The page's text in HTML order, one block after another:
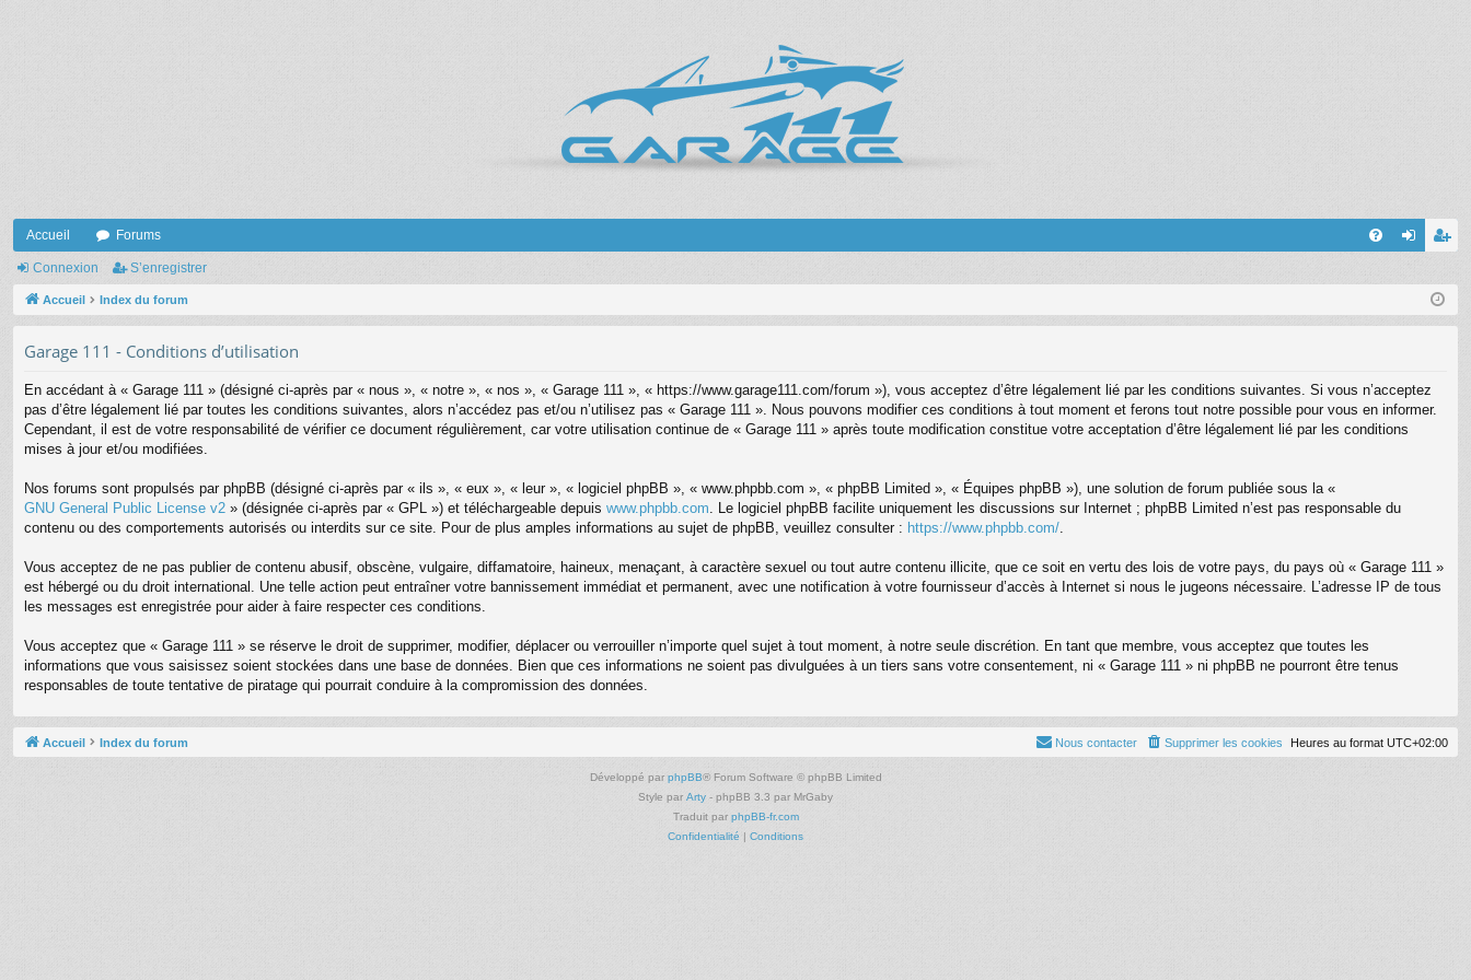
Accueil Forums
nr
Connexion S’enregistrer
Accueil Index du forum
Garage 111 - Conditions d’utilisation
En accédant à « Garage 111 » (désigné ci-après par « nous », « notre », « nos », « Garage 111 », « https://www.garage111.com/forum »), vous acceptez d’être légalement lié par les conditions suivantes. Si vous n’acceptez
pas d’être légalement lié par toutes les conditions suivantes, alors n’accédez pas et/ou n’utilisez pas « Garage 111 ». Nous pouvons modifier ces conditions à tout moment et ferons tout notre possible pour vous en informer.
Cependant, il est de votre responsabilité de vérifier ce document régulièrement, car votre utilisation continue de « Garage 111 » après toute modification constitue votre acceptation d’être légalement lié par les conditions
mises à jour et/ou modifiées.
Nos forums sont propulsés par phpBB (désigné ci-après par « ils », « eux », « leur », « logiciel phpBB », « www.phpbb.com », « phpBB Limited », « Équipes phpBB »), une solution de forum publiée sous la «
GNU General Public License v2 » (désignée ci-après par « GPL ») et téléchargeable depuis www.phpbb.com . Le logiciel phpBB facilite uniquement les discussions sur Internet ; phpBB Limited n’est pas responsable du
contenu ou des comportements autorisés ou interdits sur ce site. Pour de plus amples informations au sujet de phpBB, veuillez consulter : https://www.phpbb.com/
Vous acceptez de ne pas publier de contenu abusif, obscène, vulgaire, diffamatoire, haineux, menaçant, à caractère sexuel ou tout autre contenu illicite, que ce soit en vertu des lois de votre pays, du pays où « Garage 111 »
est hébergé ou du droit international. Une telle action peut entraîner votre bannissement immédiat et permanent, avec une notification à votre fournisseur d’accès à Internet si nous le jugeons nécessaire. L’adresse IP de tous
les messages est enregistrée pour aider à faire respecter ces conditions.
Vous acceptez que « Garage 111 » se réserve le droit de supprimer, modifier, déplacer ou verrouiller n’importe quel sujet à tout moment, à notre seule discrétion. En tant que membre, vous acceptez que toutes les
informations que vous saisissez soient stockées dans une base de données. Bien que ces informations ne soient pas divulguées à un tiers sans votre consentement, ni « Garage 111 » ni phpBB ne pourront être tenus
responsables de toute tentative de piratage qui pourrait conduire à la compromission des données.
Accueil Index du forum Heures au format UTC+02:00
Supprimer les cookies
Nous contacter
Développé par phpBB® Forum Software © phpBB Limited
Style par Arty - phpBB 3.3 par MrGaby
Traduit par phpBB-fr.com
Confidentialité | Conditions